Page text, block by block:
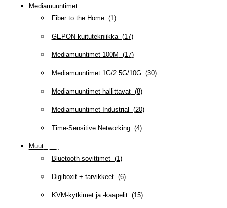
Mediamuuntimet(
Fiber to the Home(1)
GEPON-kuitutekniikka(17)
Mediamuuntimet 100M (17)
Mediamuuntimet 1G/2.5G/10G(30)
Mediamuuntimet hallittavat(8)
Mediamuuntimet Industrial (20)
Time-Sensitive Networking(4)
Muut(
Bluetooth-sovittimet(1)
Digiboxit + tarvikkeet(6)
KVM-kytkimet ja -kaapelit(15)